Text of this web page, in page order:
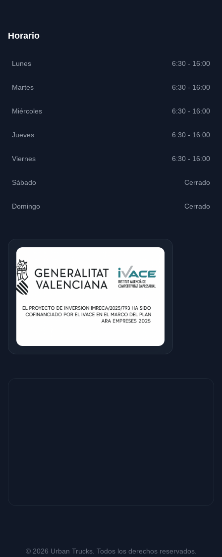
Horario
Lunes 6:30 - 16:00
Martes 6:30 - 16:00
Miércoles 6:30 - 16:00
Jueves 6:30 - 16:00
Viernes 6:30 - 16:00
Sábado Cerrado
Domingo Cerrado
© 2026 Urban Trucks. Todos los derechos reservados.